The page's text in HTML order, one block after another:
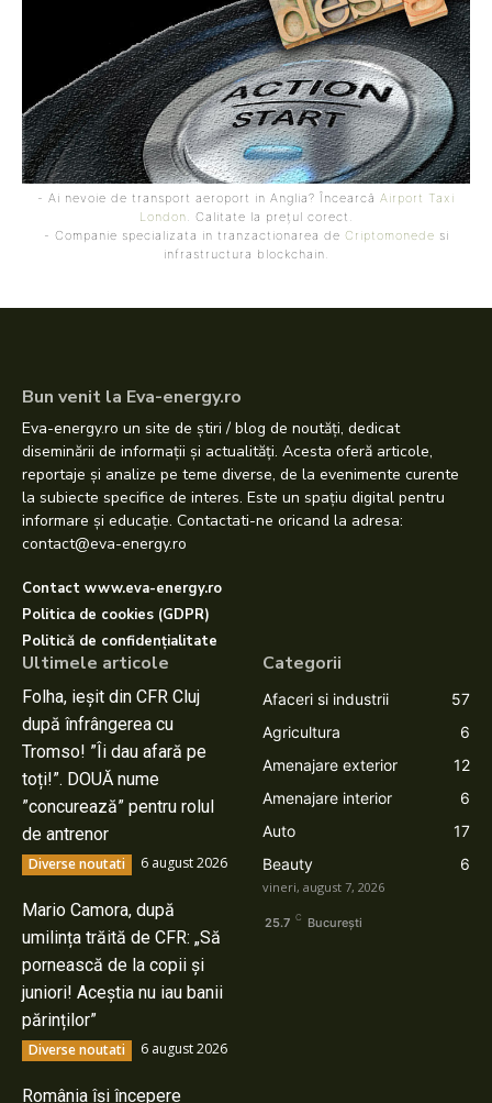
- Ai nevoie de transport aeroport in Anglia? Încearcă Airport Taxi
London . Calitate la prețul corect.
- Companie specializata in tranzactionarea de Criptomonede si
infrastructura blockchain.
Bun venit la Eva-energy.ro
Eva-energy.ro un site de știri / blog de noutăți, dedicat
diseminării de informații și actualități. Acesta oferă articole,
reportaje și analize pe teme diverse, de la evenimente curente
la subiecte specifice de interes. Este un spațiu digital pentru
informare și educație. Contactati-ne oricand la adresa:
contact@eva-energy.ro
Contact www.eva-energy.ro
Politica de cookies (GDPR)
Politică de confidențialitate
Ultimele articole
Folha, ieșit din CFR Cluj
după înfrângerea cu
Tromso! ”Îi dau afară pe
toți!”. DOUĂ nume
”concurează” pentru rolul
de antrenor
Diverse noutati 6 august 2026
Mario Camora, după
umilința trăită de CFR: „Să
pornească de la copii și
juniori! Aceștia nu iau banii
părinților”
Diverse noutati 6 august 2026
România își începere
Categorii
Afaceri si industrii
57
Agricultura
6
Amenajare exterior
12
Amenajare interior
6
Auto
17
Beauty
6
vineri, august 7, 2026
25.7 C București